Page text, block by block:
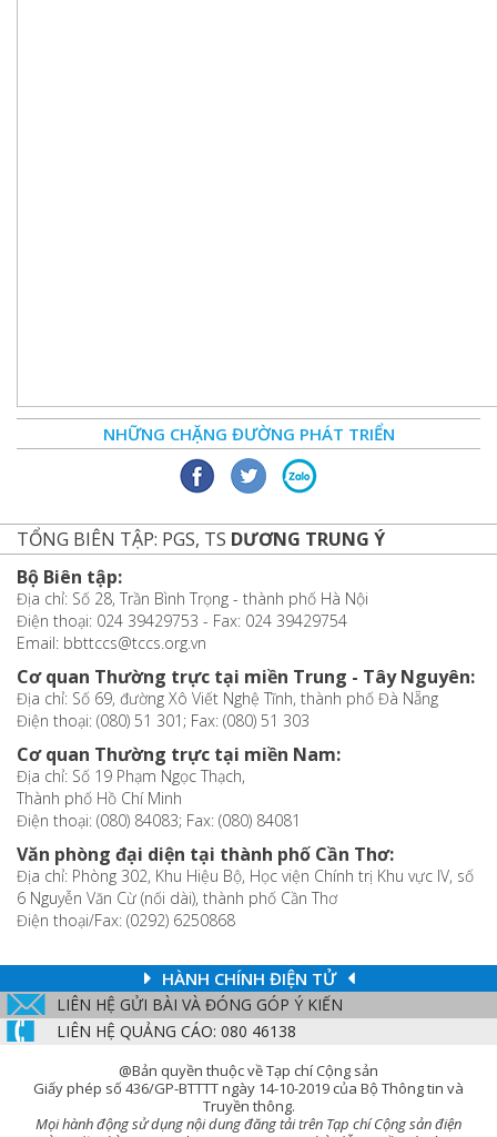
NHỮNG CHẶNG ĐƯỜNG PHÁT TRIỂN
TỔNG BIÊN TẬP: PGS, TS DƯƠNG TRUNG Ý
Bộ Biên tập:
Địa chỉ: Số 28, Trần Bình Trọng - thành phố Hà Nội
Điện thoại: 024 39429753 - Fax: 024 39429754
Email: bbttccs@tccs.org.vn
Cơ quan Thường trực tại miền Trung - Tây Nguyên:
Địa chỉ: Số 69, đường Xô Viết Nghệ Tĩnh, thành phố Đà Nẵng
Điện thoại: (080) 51 301; Fax: (080) 51 303
Cơ quan Thường trực tại miền Nam:
Địa chỉ: Số 19 Phạm Ngọc Thạch,
Thành phố Hồ Chí Minh
Điện thoại: (080) 84083; Fax: (080) 84081
Văn phòng đại diện tại thành phố Cần Thơ:
Địa chỉ: Phòng 302, Khu Hiệu Bộ, Học viện Chính trị Khu vực IV, số
6 Nguyễn Văn Cừ (nối dài), thành phố Cần Thơ
Điện thoại/Fax: (0292) 6250868
HÀNH CHÍNH ĐIỆN TỬ
LIÊN HỆ GỬI BÀI VÀ ĐÓNG GÓP Ý KIẾN
LIÊN HỆ QUẢNG CÁO: 080 46138
@Bản quyền thuộc về Tạp chí Cộng sản
Giấy phép số 436/GP-BTTTT ngày 14-10-2019 của Bộ Thông tin và
Truyền thông.
Mọi hành động sử dụng nội dung đăng tải trên Tạp chí Cộng sản điện